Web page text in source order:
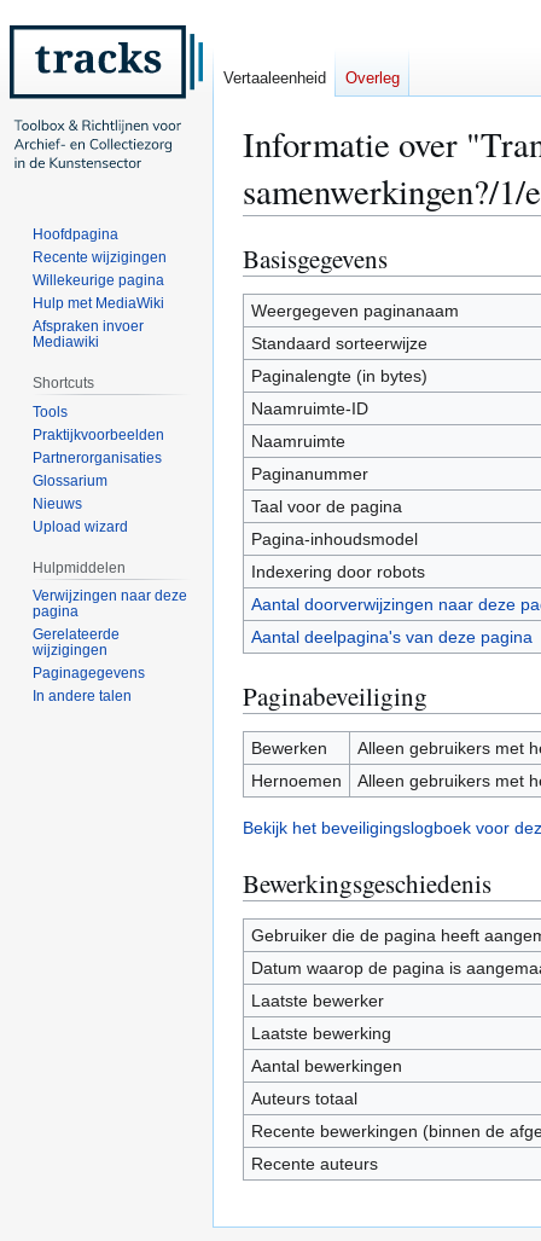
Informatie over
samenwerkingen?/1/
Naar
navigatie
springen
Naar
zoeken
springen
Basisgegevens
Weergegeven paginanaam
Standaard sorteerwijze
Paginalengte (in bytes)
Naamruimte-ID
Naamruimte
Paginanummer
Taal voor de pagina
Pagina-inhoudsmodel
Indexering door robots
Aantal doorverwijzingen naar deze
Aantal deelpagina's van deze pagina
Paginabeveiliging
Bewerken
Alleen gebruikers met
Hernoemen
Alleen gebruikers met
Bekijk het beveiligingslogboek voor
Bewerkingsgeschiedenis
Gebruiker die de pagina heeft
Datum waarop de pagina is
Laatste bewerker
Laatste bewerking
Aantal bewerkingen
Auteurs totaal
Recente bewerkingen (binnen de
Recente auteurs
Vertaaleenheid Overleg
Hoofdpagina
Recente wijzigingen
Willekeurige pagina
Hulp met MediaWiki
Afspraken invoer
Mediawiki
Shortcuts
Tools
Praktijkvoorbeelden
Partnerorganisaties
Glossarium
Nieuws
Upload wizard
Hulpmiddelen
Verwijzingen naar deze
pagina
Gerelateerde
wijzigingen
Paginagegevens
In andere talen